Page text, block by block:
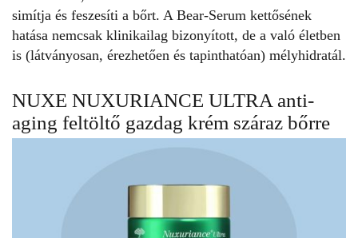
simítja és feszesíti a bőrt. A Bear-Serum kettősének
hatása nemcsak klinikailag bizonyított, de a való életben
is (látványosan, érezhetően és tapinthatóan) mélyhidratál.
NUXE NUXURIANCE ULTRA anti-
aging feltöltő gazdag krém száraz bőrre